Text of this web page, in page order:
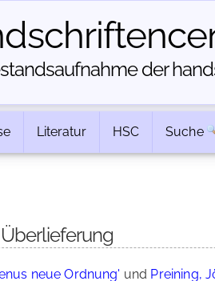
der
Literatur HSC Suche
neue Ordnung' und Preining,